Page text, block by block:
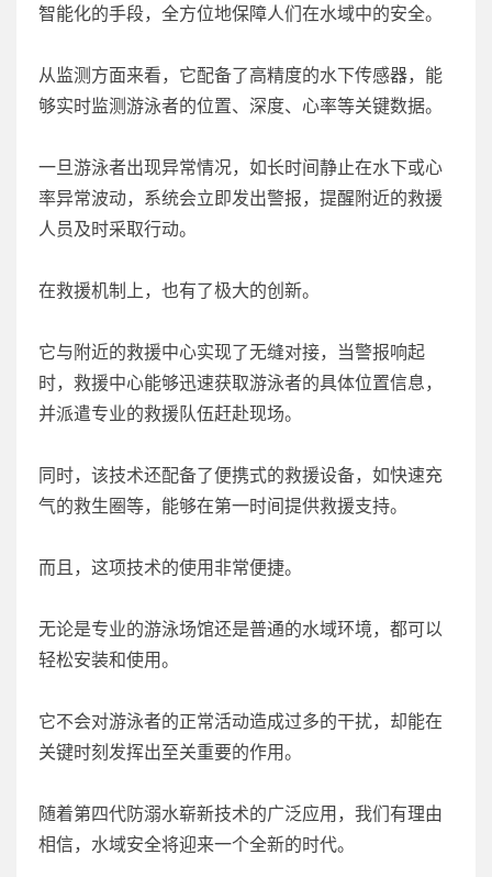
智能化的手段，全方位地保障人们在水域中的安全。
从监测方面来看，它配备了高精度的水下传感器，能
够实时监测游泳者的位置、深度、心率等关键数据。
一旦游泳者出现异常情况，如长时间静止在水下或心
率异常波动，系统会立即发出警报，提醒附近的救援
人员及时采取行动。
在救援机制上，也有了极大的创新。
它与附近的救援中心实现了无缝对接，当警报响起
时，救援中心能够迅速获取游泳者的具体位置信息，
并派遣专业的救援队伍赶赴现场。
同时，该技术还配备了便携式的救援设备，如快速充
气的救生圈等，能够在第一时间提供救援支持。
而且，这项技术的使用非常便捷。
无论是专业的游泳场馆还是普通的水域环境，都可以
轻松安装和使用。
它不会对游泳者的正常活动造成过多的干扰，却能在
关键时刻发挥出至关重要的作用。
随着第四代防溺水崭新技术的广泛应用，我们有理由
相信，水域安全将迎来一个全新的时代。